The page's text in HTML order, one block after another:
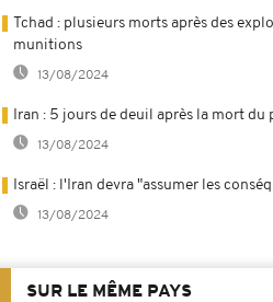
Tchad : plusieurs morts après des
munitions
13/08/2024
Iran : 5 jours de deuil après la mort du
13/08/2024
Israël : l'Iran devra "assumer les
13/08/2024
SUR LE MÊME PAYS